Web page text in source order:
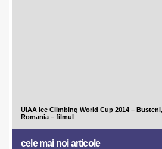
UIAA Ice Climbing World Cup 2014 – Busteni,
Romania – filmul
cele mai noi articole